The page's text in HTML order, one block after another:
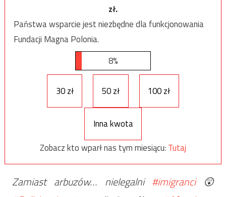
zł.
Państwa wsparcie jest niezbędne dla funkcjonowania
Fundacji Magna Polonia.
8%
30 zł 50 zł 100 zł
Inna kwota
Zobacz kto wparł nas tym miesiącu: Tutaj
Zamiast arbuzów… nielegalni #imigranci😲